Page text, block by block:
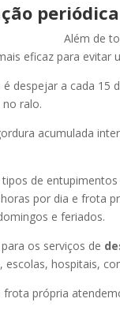
Além de
eficaz para evitar
despejar a cada 15
ralo.
acumulada
de
por dia e frota
e feriados.
os serviços de
escolas, hospitais,
própria